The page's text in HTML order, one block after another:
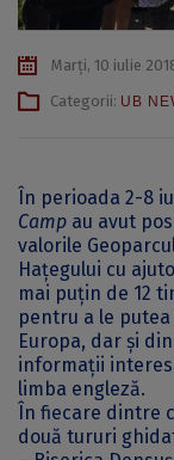
Marți, 10 iulie
Categorii: UB
În perioada 2-8
Camp au avut
valorile
Hațegului cu
mai puțin de 12
pentru a le
Europa, dar și
informații
limba engleză.
În fiecare dintre
două tururi